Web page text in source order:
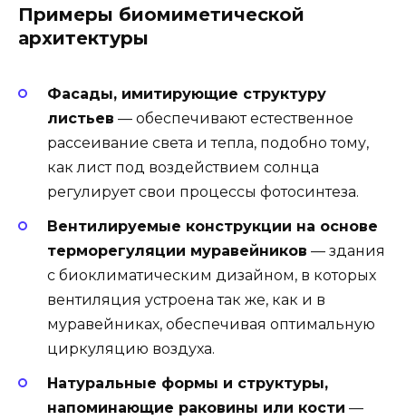
Примеры биомиметической
архитектуры
Фасады, имитирующие структуру
листьев — обеспечивают естественное
рассеивание света и тепла, подобно тому,
как лист под воздействием солнца
регулирует свои процессы фотосинтеза.
Вентилируемые конструкции на основе
терморегуляции муравейников — здания
с биоклиматическим дизайном, в которых
вентиляция устроена так же, как и в
муравейниках, обеспечивая оптимальную
циркуляцию воздуха.
Натуральные формы и структуры,
напоминающие раковины или кости —